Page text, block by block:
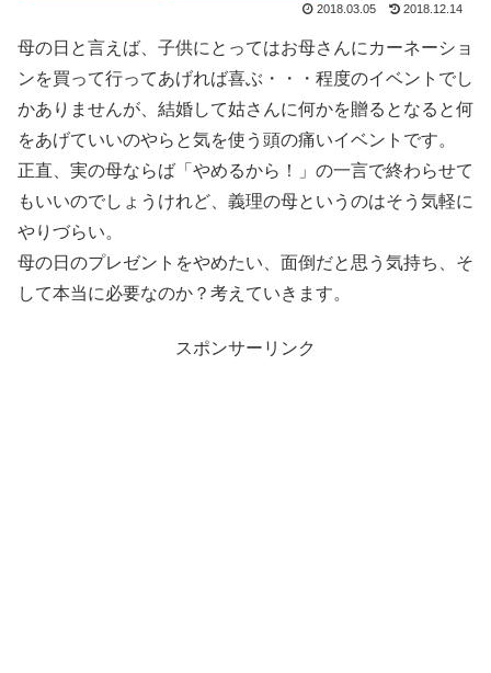
2018.03.05 2018.12.14
母の日と言えば、子供にとってはお母さんにカーネーショ
ンを買って行ってあげれば喜ぶ・・・程度のイベントでし
かありませんが、結婚して姑さんに何かを贈るとなると何
をあげていいのやらと気を使う頭の痛いイベントです。
正直、実の母ならば「やめるから！」の一言で終わらせて
もいいのでしょうけれど、義理の母というのはそう気軽に
やりづらい。
母の日のプレゼントをやめたい、面倒だと思う気持ち、そ
して本当に必要なのか？考えていきます。
スポンサーリンク